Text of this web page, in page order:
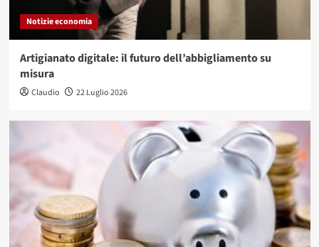
Notizie economia
Artigianato digitale: il futuro dell’abbigliamento su
misura
Claudio 22 Luglio 2026